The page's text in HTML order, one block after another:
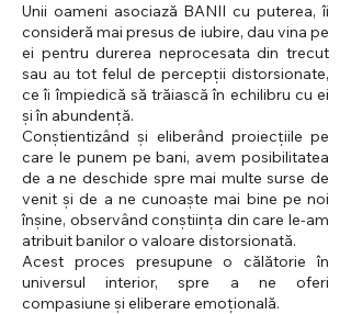
Unii oameni asociază BANII cu puterea, îi
consideră mai presus de iubire, dau vina pe
ei pentru durerea neprocesata din trecut
sau au tot felul de percepții distorsionate,
ce îi împiedică să trăiască în echilibru cu ei
și în abundență.
Conștientizând și eliberând proiecțiile pe
care le punem pe bani, avem posibilitatea
de a ne deschide spre mai multe surse de
venit și de a ne cunoaște mai bine pe noi
înșine, observând conștiința din care le-am
atribuit banilor o valoare distorsionată.
Acest proces presupune o călătorie în
universul interior, spre a ne oferi
compasiune și eliberare emoțională.